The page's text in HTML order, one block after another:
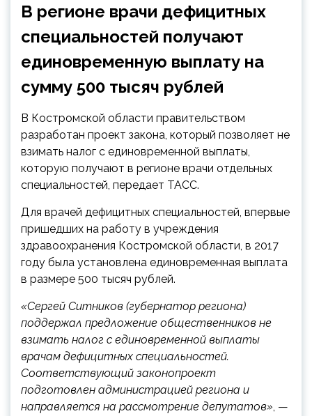
В регионе врачи дефицитных
специальностей получают
единовременную выплату на
сумму 500 тысяч рублей
В Костромской области правительством
разработан проект закона, который позволяет не
взимать налог с единовременной выплаты,
которую получают в регионе врачи отдельных
специальностей, передает ТАСС.
Для врачей дефицитных специальностей, впервые
пришедших на работу в учреждения
здравоохранения Костромской области, в 2017
году была установлена единовременная выплата
в размере 500 тысяч рублей.
«Сергей Ситников (губернатор региона)
поддержал предложение общественников не
взимать налог с единовременной выплаты
врачам дефицитных специальностей.
Соответствующий законопроект
подготовлен администрацией региона и
направляется на рассмотрение депутатов», —